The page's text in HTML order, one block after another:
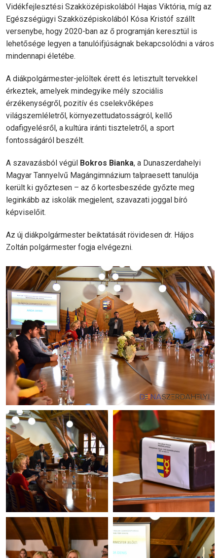
Vidékfejlesztési Szakközépiskolából Hajas Viktória, míg az
Egészségügyi Szakközépiskolából Kósa Kristóf szállt
versenybe, hogy 2020-ban az ő programján keresztül is
lehetősége legyen a tanulóifjúságnak bekapcsolódni a város
mindennapi életébe.
A diákpolgármester-jelöltek érett és letisztult tervekkel
érkeztek, amelyek mindegyike mély szociális
érzékenységről, pozitív és cselekvőképes
világszemléletről, környezettudatosságról, kellő
odafigyelésről, a kultúra iránti tiszteletről, a sport
fontosságáról beszélt.
A szavazásból végül Bokros Bianka, a Dunaszerdahelyi
Magyar Tannyelvű Magángimnázium talpraesett tanulója
került ki győztesen – az ő kortesbeszéde győzte meg
leginkább az iskolák megjelent, szavazati joggal bíró
képviselőit.
Az új diákpolgármester beiktatását rövidesen dr. Hájos
Zoltán polgármester fogja elvégezni.